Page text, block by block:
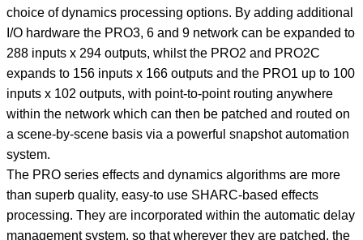
choice of dynamics processing options. By adding additional
I/O hardware the PRO3, 6 and 9 network can be expanded to
288 inputs x 294 outputs, whilst the PRO2 and PRO2C
expands to 156 inputs x 166 outputs and the PRO1 up to 100
inputs x 102 outputs, with point-to-point routing anywhere
within the network which can then be patched and routed on
a scene-by-scene basis via a powerful snapshot automation
system.
The PRO series effects and dynamics algorithms are more
than superb quality, easy-to use SHARC-based effects
processing. They are incorporated within the automatic delay
management system, so that wherever they are patched, the